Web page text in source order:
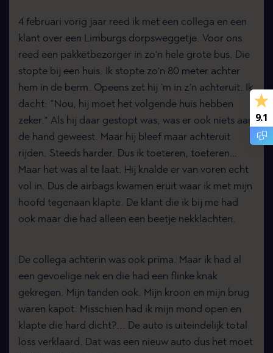
4 februari vorig jaar reed ik met een collega en een
klant over een Limburgs dorpsweggetje. Voor ons
reed een pakketbezorger in zo’n hele grote bus. Die
stopte bij een huis. Ik stopte zo’n 80 meter achter
hem in de berm. Opeens zet hij ‘m in z’n achteruit. Ik
dacht: “Nou, hij moet het volgende huis hebben
zeker.” Als hij daar gestopt was, was er ook niets aan
de hand geweest. Maar hij bleef maar achteruit
rijden. Steeds harder. Dus ik toeteren, toeteren…
Maar het was al te laat. Hij knalde er van voren echt
vol in. Dus de airbags kwamen eruit waar ik met mijn
hoofd tegenaan klapte. De klant die ik bij me had
ook maar die had alleen een beetje nekklachten.
De collega achterin was ook prima. Maar ik had al
een gevoelige nek en die had een flinke knak
gekregen. Mijn tanden ook. Mijn kroon en mijn brug
waren kapot. Misschien had ik mijn mond open en
klapte die hard dicht?... De auto is uiteindelijk total
loss verklaard. Dat was een nieuw auto dus het moet
9.1